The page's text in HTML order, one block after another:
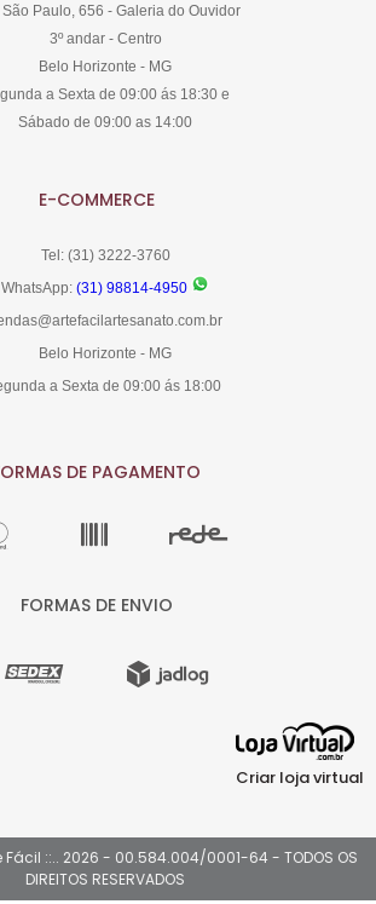
São Paulo, 656 - Galeria do Ouvidor
3º andar - Centro
Belo Horizonte - MG
a Sexta de 09:00 ás 18:30 e
Sábado de 09:00 as 14:00
E-COMMERCE
Tel: (31) 3222-3760
WhatsApp: (31) 98814-4950
Belo Horizonte - MG
a Sexta de 09:00 ás 18:00
DE PAGAMENTO
FORMAS DE ENVIO
Criar loja virtual
Fácil ::.. 2026 - 00.584.004/0001-64 - TODOS OS
DIREITOS RESERVADOS